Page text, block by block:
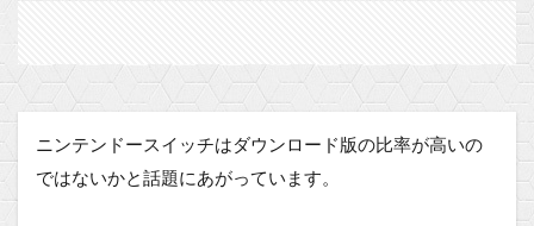
ニンテンドースイッチはダウンロード版の比率が高いの
ではないかと話題にあがっています。